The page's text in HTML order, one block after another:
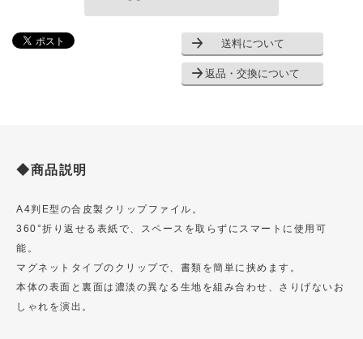
送料について
返品・交換について
◆商品説明
A4判E型の合皮製クリップファイル。
360°折り返せる表紙で、スペースを取らずにスマートに使用可
能。
マグネットタイプのクリップで、書類を簡単に挟めます。
本体の表面と裏面は濃淡の異なる生地を組み合わせ、さりげないお
しゃれを演出。